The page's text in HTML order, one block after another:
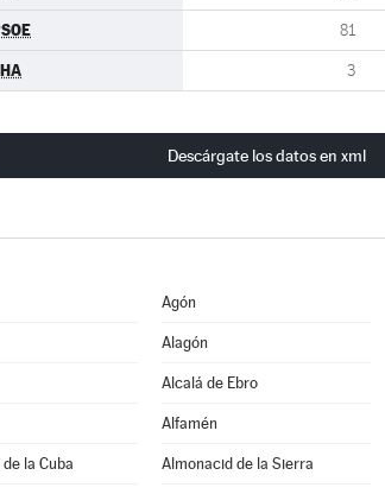
81
3
Descárgate los datos en xml
Agón
Alagón
Alcalá de Ebro
Alfamén
la Cuba Almonacid de la Sierra